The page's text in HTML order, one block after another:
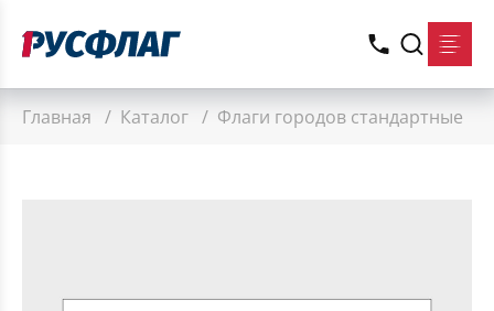
Главная / Каталог / Флаги городов стандартные